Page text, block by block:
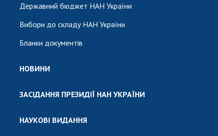
Державний бюджет НАН України
Вибори до складу НАН України
Бланки документів
НОВИНИ
ЗАСІДАННЯ ПРЕЗИДІЇ НАН УКРАЇНИ
НАУКОВІ ВИДАННЯ